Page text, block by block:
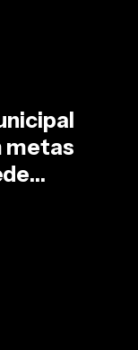
metas